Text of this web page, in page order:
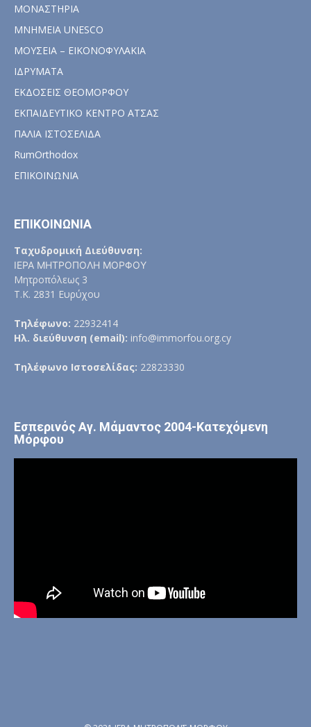
ΜΟΝΑΣΤΗΡΙΑ
ΜΝΗΜΕΙΑ UNESCO
ΜΟΥΣΕΙΑ – ΕΙΚΟΝΟΦΥΛΑΚΙΑ
ΙΔΡΥΜΑΤΑ
ΕΚΔΟΣΕΙΣ ΘΕΟΜΟΡΦΟΥ
ΕΚΠΑΙΔΕΥΤΙΚΟ ΚΕΝΤΡΟ ΑΤΣΑΣ
ΠΑΛΙΑ ΙΣΤΟΣΕΛΙΔΑ
RumOrthodox
ΕΠΙΚΟΙΝΩΝΙΑ
ΕΠΙΚΟΙΝΩΝΙΑ
Ταχυδρομική Διεύθυνση:
ΙΕΡΑ ΜΗΤΡΟΠΟΛΗ ΜΟΡΦΟΥ
Μητροπόλεως 3
Τ.Κ. 2831 Ευρύχου
Τηλέφωνο: 22932414
Ηλ. διεύθυνση (email): info@immorfou.org.cy
Τηλέφωνο Ιστοσελίδας: 22823330
Εσπερινός Αγ. Μάμαντος 2004-Κατεχόμενη
Μόρφου